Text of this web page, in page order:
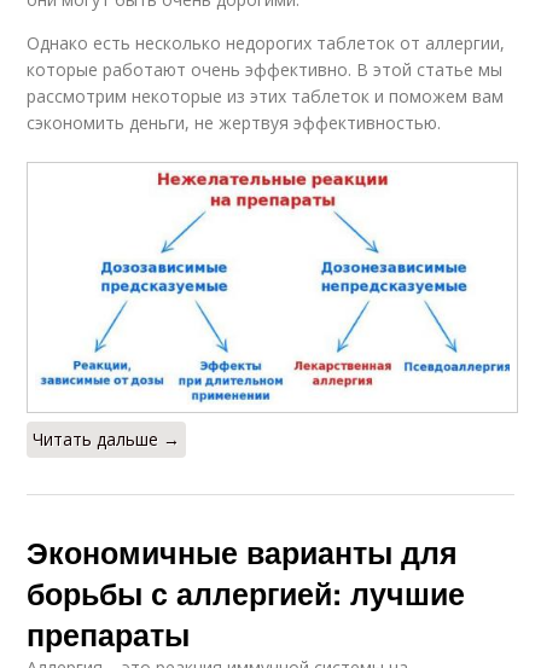
Однако есть несколько недорогих таблеток от аллергии,
которые работают очень эффективно. В этой статье мы
рассмотрим некоторые из этих таблеток и поможем вам
сэкономить деньги, не жертвуя эффективностью.
Читать дальше →
Экономичные варианты для
борьбы с аллергией: лучшие
препараты